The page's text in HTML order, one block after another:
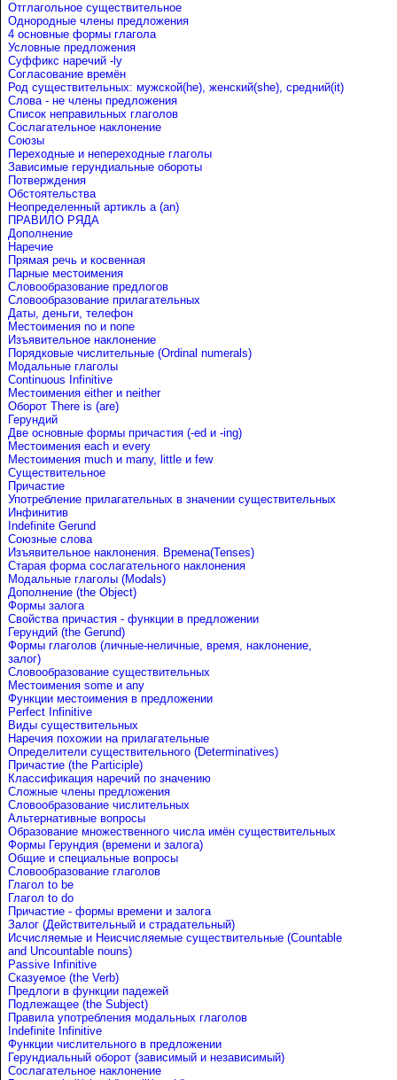
Отглагольное существительное
Однородные члены предложения
4 основные формы глагола
Условные предложения
Cуффикс наречий -ly
Согласование времён
Род существительных: мужской(he), женский(she), средний(it)
Слова - не члены предложения
Список неправильных глаголов
Сослагательное наклонение
Союзы
Переходные и непереходные глаголы
Зависимые герундиальные обороты
Потверждения
Обстоятельства
Неопределенный артикль a (an)
ПРАВИЛО РЯДА
Дополнение
Наречие
Прямая речь и косвенная
Парные местоимения
Словообразование предлогов
Словообразование прилагательных
Даты, деньги, телефон
Местоимения no и none
Изъявительное наклонение
Порядковые числительные (Ordinal numerals)
Модальные глаголы
Continuous Infinitive
Местоимения either и neither
Оборот There is (are)
Герундий
Две основные формы причастия (-ed и -ing)
Местоимения each и every
Местоимения much и many, little и few
Существительное
Причастие
Употребление прилагательных в значении существительных
Инфинитив
Indefinite Gerund
Союзные слова
Изъявительное наклонения. Времена(Tenses)
Старая форма сослагательного наклонения
Модальные глаголы (Modals)
Дополнение (the Object)
Формы залога
Свойства причастия - функции в предложении
Герундий (the Gerund)
Формы глаголов (личные-неличные, время, наклонение,
залог)
Словообразование существительных
Местоимения some и any
Функции местоимения в предложении
Perfect Infinitive
Виды существительных
Наречия похожии на прилагательные
Определители существительного (Determinatives)
Причастие (the Participle)
Классификация наречий по значению
Сложные члены предложения
Словообразование числительных
Альтернативные вопросы
Образование множественного числа имён существительных
Формы Герундия (времени и залога)
Общие и специальные вопросы
Словообразование глаголов
Глагол to be
Глагол to do
Причастие - формы времени и залога
Залог (Действительный и страдательный)
Исчисляемые и Неисчисляемые существительные (Countable
and Uncountable nouns)
Passive Infinitive
Сказуемое (the Verb)
Предлоги в функции падежей
Подлежащее (the Subject)
Правила употребления модальных глаголов
Indefinite Infinitive
Функции числительного в предложении
Герундиальный оборот (зависимый и независимый)
Сослагательное наклонение